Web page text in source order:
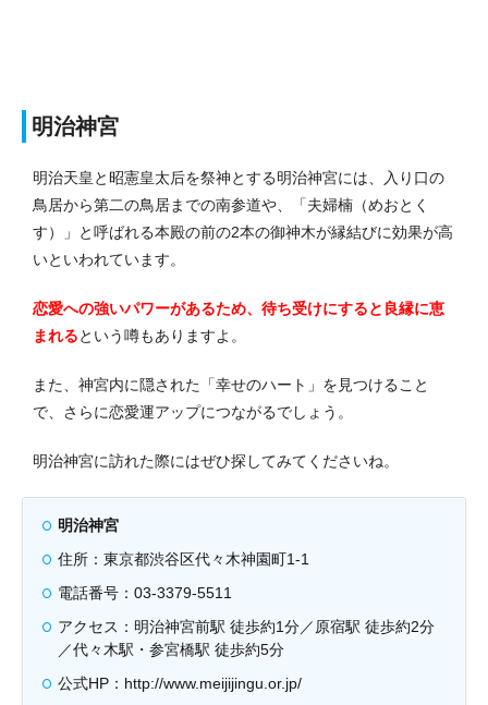
明治神宮
明治天皇と昭憲皇太后を祭神とする明治神宮には、入り口の
鳥居から第二の鳥居までの南参道や、「夫婦楠（めおとく
す）」と呼ばれる本殿の前の2本の御神木が縁結びに効果が高
いといわれています。
恋愛への強いパワーがあるため、待ち受けにすると良縁に恵
まれるという噂もありますよ。
また、神宮内に隠された「幸せのハート」を見つけること
で、さらに恋愛運アップにつながるでしょう。
明治神宮に訪れた際にはぜひ探してみてくださいね。
明治神宮
住所：東京都渋谷区代々木神園町1-1
電話番号：03-3379-5511
アクセス：明治神宮前駅 徒歩約1分／原宿駅 徒歩約2分
／代々木駅・参宮橋駅 徒歩約5分
公式HP：http://www.meijijingu.or.jp/